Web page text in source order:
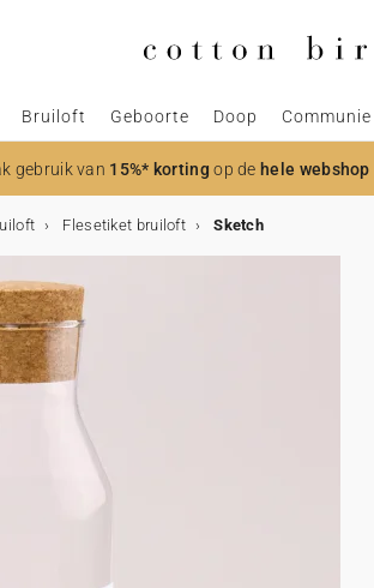
Bruiloft Geboorte Doop Communie
gebruik van 15%* kortingop dehele webshop
Flesetiket bruiloft Sketch